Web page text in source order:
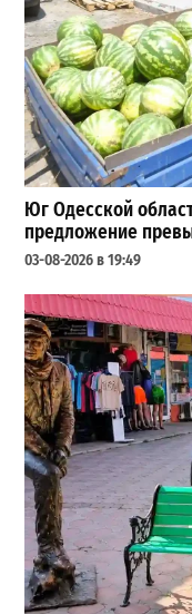
Юг Одесской
предложение
03-08-2026 в 19:49